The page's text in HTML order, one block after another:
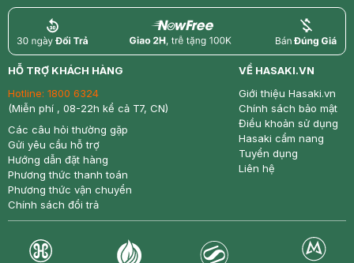
return nowfree price
HỖ TRỢ KHÁCH HÀNG
Hotline: 1800 6324
(Miễn phí , 08-22h kể cả T7, CN)
Các câu hỏi thường gặp
Gửi yêu cầu hỗ trợ
Hướng dẫn đặt hàng
Phương thức thanh toán
Phương thức vận chuyển
Chính sách đổi trả
VỀ HASAKI.VN
Giới thiệu Hasaki.vn
Chính sách bảo mật
Điều khoản sử dụng
Hasaki cẩm nang
Tuyển dụng
Liên hệ